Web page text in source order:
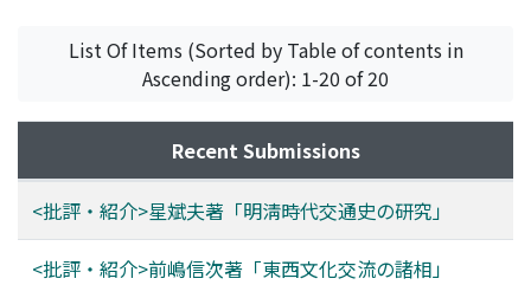
List Of Items (Sorted by Table of contents in
Ascending order): 1-20 of 20
Recent Submissions
<批評・紹介>星斌夫著「明淸時代交通史の研究」
<批評・紹介>前嶋信次著「東西文化交流の諸相」